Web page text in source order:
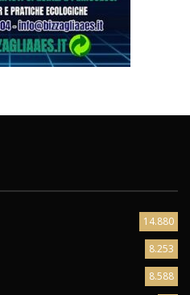
14.880
8.253
8.588